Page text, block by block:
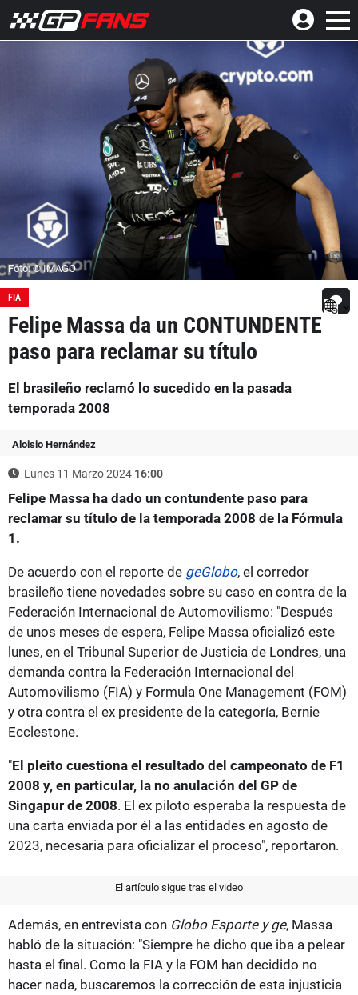
Foto: © IMAGO
FIA
Felipe Massa da un CONTUNDENTE
paso para reclamar su título
El brasileño reclamó lo sucedido en la pasada
temporada 2008
Aloisio Hernández
Lunes 11 Marzo 2024 16:00
Felipe Massa ha dado un contundente paso para
reclamar su título de la temporada 2008 de la Fórmula
1.
De acuerdo con el reporte de geGlobo, el corredor
brasileño tiene novedades sobre su caso en contra de la
Federación Internacional de Automovilismo: "Después
de unos meses de espera, Felipe Massa oficializó este
lunes, en el Tribunal Superior de Justicia de Londres, una
demanda contra la Federación Internacional del
Automovilismo (FIA) y Formula One Management (FOM)
y otra contra el ex presidente de la categoría, Bernie
Ecclestone.
"El pleito cuestiona el resultado del campeonato de F1
2008 y, en particular, la no anulación del GP de
Singapur de 2008. El ex piloto esperaba la respuesta de
una carta enviada por él a las entidades en agosto de
2023, necesaria para oficializar el proceso", reportaron.
El artículo sigue tras el video
Además, en entrevista con Globo Esporte y ge, Massa
habló de la situación: "Siempre he dicho que iba a pelear
hasta el final. Como la FIA y la FOM han decidido no
hacer nada, buscaremos la corrección de esta injusticia